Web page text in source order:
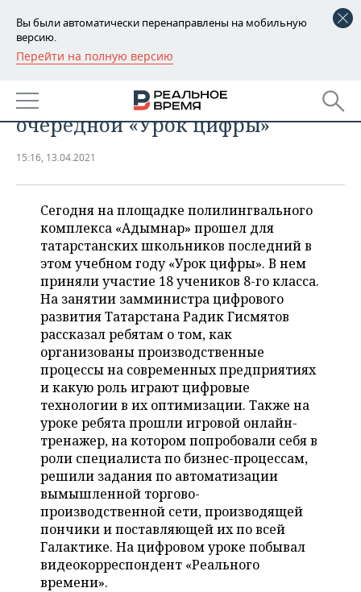
Вы были автоматически перенаправлены на мобильную
версию.
Перейти на полную версию
РЕГИОНЫ
БАШКОРТОСТАН
ТАТАРСТАН
НОВОСТИ
АНАЛИТИКА
ДЕКЛАРАЦИИ О ДОХОДАХ
КОРОЛИ ГОСЗАКАЗА ПФО
ВУЗЫ ТАТАРСТАНА
КОМУ ПРИНАДЛЕЖАТ
ТОРГОВЫЕ ЦЕНТРЫ
ТАТАРСТАНА
НОВОСТИ ЭКОНОМИКИ
ФИНАНСЫ
БАНКИ
БЮДЖЕТ
ИНВЕСТИЦИИ
ПРОМЫШЛЕННОСТЬ
НОВОСТИ
ПРОМЫШЛЕННОСТИ
АГРОПРОМ
МАШИНОСТРОЕНИЕ
НЕФТЕХИМИЯ
НЕФТЬ
ОПК
ЭНЕРГЕТИКА
НЕДВИЖИМОСТЬ
НОВОСТИ НЕДВИЖИМОСТИ
АВТО
НОВОСТИ АВТО
БИЗНЕС
НОВОСТИ БИЗНЕСА
РОЗНИЧНАЯ ТОРГОВЛЯ
ТРАНСПОРТ
УСЛУГИ
ТЕХНОЛОГИИ
НОВОСТИ ТЕХНОЛОГИЙ
МЕДИА
ТЕЛЕКОММУНИКАЦИИ
МЕРОПРИЯТИЯ
НОВОСТИ МЕРОПРИЯТИЙ
ВЫЕЗДНАЯ РЕДАКЦИЯ
БИЗНЕС-БРАНЧИ
ONLINE-КОНФЕРЕНЦИИ
ОТКРЫТАЯ ЛЕКЦИЯ
СПОРТ
НОВОСТИ СПОРТА
ФУТБОЛ
ХОККЕЙ
БАСКЕТБОЛ
ОБЩЕСТВО
НОВОСТИ ОБЩЕСТВА
ВЛАСТЬ
ИНФРАСТРУКТУРА
ФОТОГАЛЕРЕЯ
СЮЖЕТЫ
СПРАВОЧНИК
производство? В Казани прошел
очередной «Урок цифры»
15:16, 13.04.2021
Сегодня на площадке полилингвального
комплекса «Адымнар» прошел для
татарстанских школьников последний в
этом учебном году «Урок цифры». В нем
приняли участие 18 учеников 8-го класса.
На занятии замминистра цифрового
развития Татарстана Радик Гисмятов
рассказал ребятам о том, как
организованы производственные
процессы на современных предприятиях
и какую роль играют цифровые
технологии в их оптимизации. Также на
уроке ребята прошли игровой онлайн-
тренажер, на котором попробовали себя в
роли специалиста по бизнес-процессам,
решили задания по автоматизации
вымышленной торгово-
производственной сети, производящей
пончики и поставляющей их по всей
Галактике. На цифровом уроке побывал
видеокорреспондент «Реального
времени».